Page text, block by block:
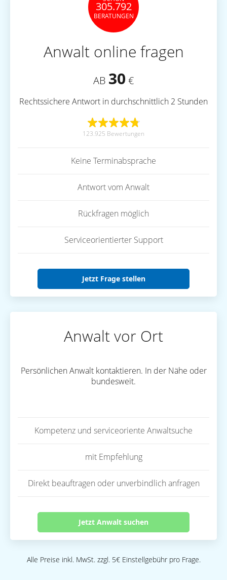
305.792
BERATUNGEN
Anwalt online fragen
AB 30 €
Rechtssichere Antwort in durchschnittlich 2 Stunden
123.925 Bewertungen
Keine Terminabsprache
Antwort vom Anwalt
Rückfragen möglich
Serviceorientierter Support
Jetzt Frage stellen
Anwalt vor Ort
Persönlichen Anwalt kontaktieren. In der Nähe oder
bundesweit.
Kompetenz und serviceoriente Anwaltsuche
mit Empfehlung
Direkt beauftragen oder unverbindlich anfragen
Jetzt Anwalt suchen
Alle Preise inkl. MwSt. zzgl. 5€ Einstellgebühr pro Frage.